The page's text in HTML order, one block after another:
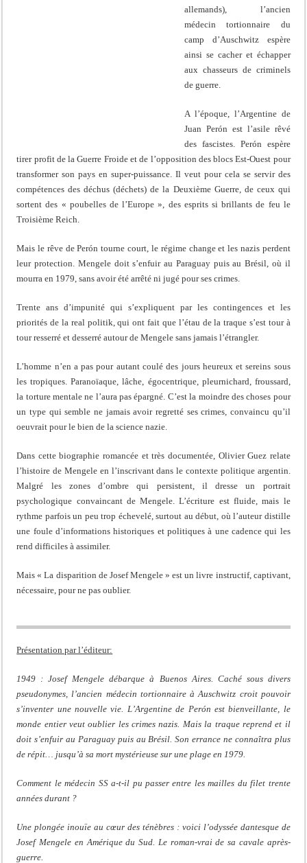
allemands), l’ancien
médecin tortionnaire du
camp d’Auschwitz espère
ainsi se cacher et échapper
aux chasseurs de criminels
de guerre.
A l’époque, l’Argentine de
Juan Perón est l’asile rêvé
des fascistes. Perón espère
tirer profit de la Guerre Froide et de l’opposition des blocs Est-Ouest pour
transformer son pays en super-puissance. Il veut pour cela se servir des
compétences des déchus (déchets) de la Deuxième Guerre, de ceux qui
sortent des « poubelles de l’Europe », des esprits si brillants de feu le
Troisième Reich.
Mais le rêve de Perón tourne court, le régime change et les nazis perdent
leur protection. Mengele doit s’enfuir au Paraguay puis au Brésil, où il
mourra en 1979, sans avoir été arrêté ni jugé pour ses crimes.
Trente ans d’impunité qui s’expliquent par les contingences et les
priorités de la real politik, qui ont fait que l’étau de la traque s’est tour à
tour resserré et desserré autour de Mengele sans jamais l’étrangler.
L’homme n’en a pas pour autant coulé des jours heureux et sereins sous
les tropiques. Paranoïaque, lâche, égocentrique, pleurnichard, froussard,
la torture mentale ne l’aura pas épargné. C’est la moindre des choses pour
un type qui semble ne jamais avoir regretté ses crimes, convaincu qu’il
oeuvrait pour le bien de la science nazie.
Dans cette biographie romancée et très documentée, Olivier Guez relate
l’histoire de Mengele en l’inscrivant dans le contexte politique argentin.
Malgré les zones d’ombre qui persistent, il dresse un portrait
psychologique convaincant de Mengele. L’écriture est fluide, mais le
rythme parfois un peu trop échevelé, surtout au début, où l’auteur distille
une foule d’informations historiques et politiques à une cadence qui les
rend difficiles à assimiler.
Mais « La disparition de Josef Mengele » est un livre instructif, captivant,
nécessaire, pour ne pas oublier.
Présentation par l’éditeur:
1949 : Josef Mengele débarque à Buenos Aires. Caché sous divers
pseudonymes, l’ancien médecin tortionnaire à Auschwitz croit pouvoir
s’inventer une nouvelle vie. L’Argentine de Perón est bienveillante, le
monde entier veut oublier les crimes nazis. Mais la traque reprend et il
doit s’enfuir au Paraguay puis au Brésil. Son errance ne connaîtra plus
de répit… jusqu’à sa mort mystérieuse sur une plage en 1979.
Comment le médecin SS a-t-il pu passer entre les mailles du filet trente
années durant ?
Une plongée inouïe au cœur des ténèbres : voici l’odyssée dantesque de
Josef Mengele en Amérique du Sud. Le roman-vrai de sa cavale après-
guerre.